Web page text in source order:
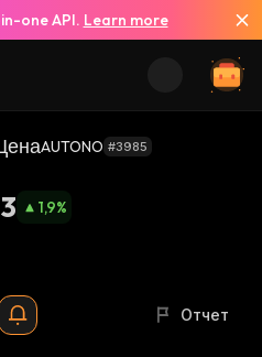
one API. Learn more
AUTONO #3985
1,9%
Отчет